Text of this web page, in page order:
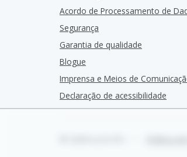
Acordo de Processamento de
Segurança
Garantia de qualidade
Blogue
Imprensa e Meios de
Declaração de acessibilidade
Política